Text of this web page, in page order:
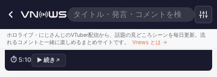
ホロライブ・にじさんじのVTuber配信から、話題の見どころシーンを毎日更新。流
れるコメントと一緒に楽しめるまとめサイトです。
Vnews とは →
💬 just keep twerking, it's working!
My hips don't lie!
⏱ 5:10 ▶ 続き ↗